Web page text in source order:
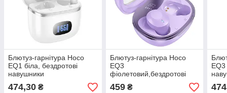
Блютуз-гарнітура Hoco
EQ1 біла, бездротові
навушники
474,30 ₴
Блютуз-гарнітура Hoco
EQ3
фіолетовий,бездротові
навушники
459₴
EQ3